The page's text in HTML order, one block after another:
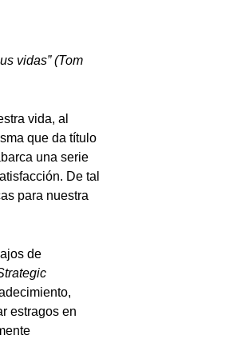
vidas” (Tom
vida, al
que da título
una serie
De tal
para nuestra
de
estragos en